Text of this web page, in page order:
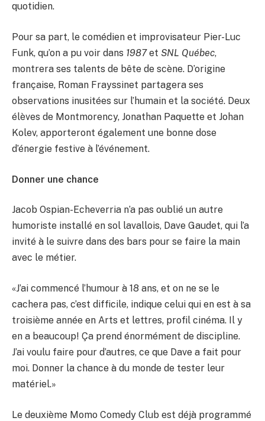
quotidien.
Pour sa part, le comédien et improvisateur Pier-Luc
Funk, qu’on a pu voir dans 1987et SNL Québec,
montrera ses talents de bête de scène. D’origine
française, Roman Frayssinet partagera ses
observations inusitées sur l’humain et la société. Deux
élèves de Montmorency, Jonathan Paquette et Johan
Kolev, apporteront également une bonne dose
d’énergie festive à l’événement.
Donner une chance
Jacob Ospian-Echeverria n’a pas oublié un autre
humoriste installé en sol lavallois, Dave Gaudet, qui l’a
invité à le suivre dans des bars pour se faire la main
avec le métier.
«J’ai commencé l’humour à 18 ans, et on ne se le
cachera pas, c’est difficile, indique celui qui en est à sa
troisième année en Arts et lettres, profil cinéma. Il y
en a beaucoup! Ça prend énormément de discipline.
J’ai voulu faire pour d’autres, ce que Dave a fait pour
moi. Donner la chance à du monde de tester leur
matériel.»
Le deuxième Momo Comedy Club est déjà programmé